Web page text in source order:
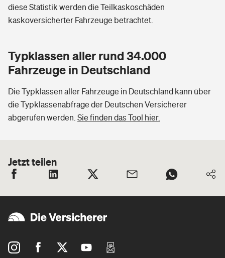
diese Statistik werden die Teilkaskoschäden
kaskoversicherter Fahrzeuge betrachtet.
Typklassen aller rund 34.000
Fahrzeuge in Deutschland
Die Typklassen aller Fahrzeuge in Deutschland kann über
die Typklassenabfrage der Deutschen Versicherer
abgerufen werden. Sie finden das Tool hier.
Jetzt teilen